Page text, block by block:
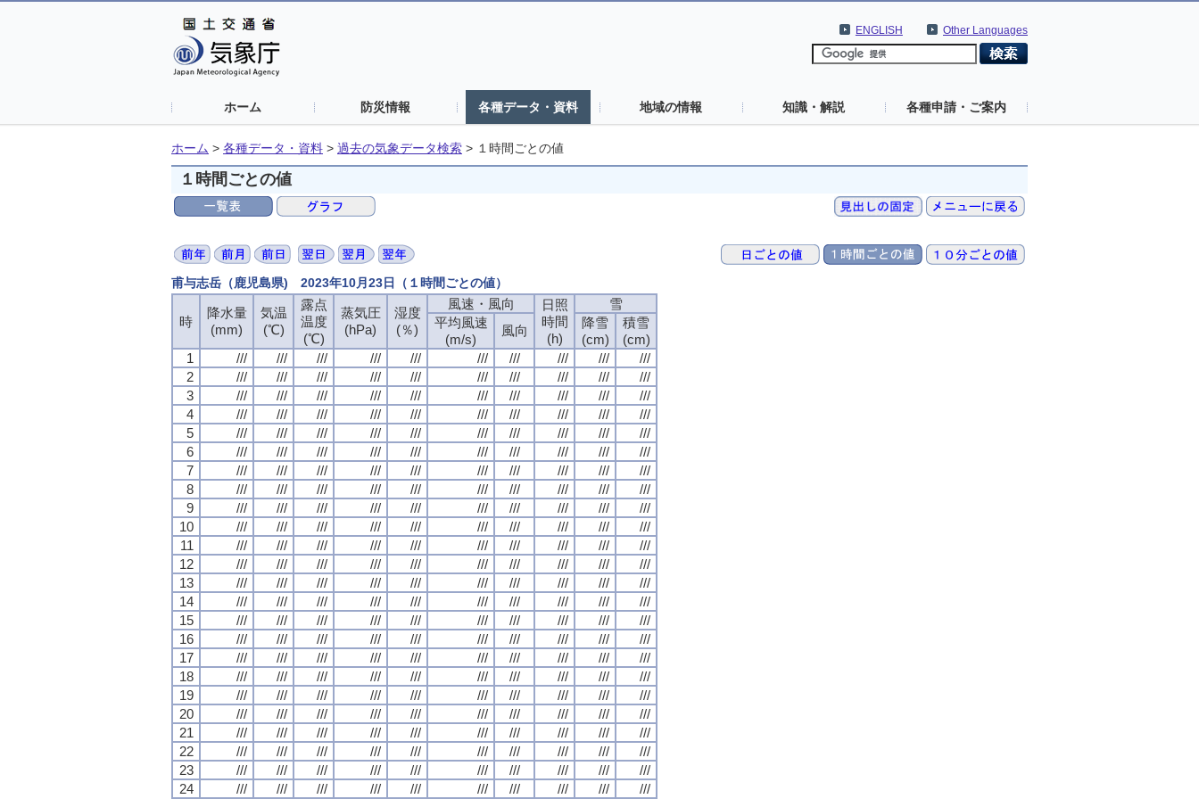
Other Languages
ENGLISH
ホーム 防災情報 各種データ・資料 地域の情報 知識・解説 各種申請・ご案内
ホーム > 各種データ・資料 > 過去の気象データ検索 > １時間ごとの値
１時間ごとの値
甫与志岳（鹿児島県) 2023年10月23日（１時間ごとの値）
時
降水量
(mm)
気温
(℃)
露点
温度
(℃)
蒸気圧
(hPa)
湿度
(％)
風速・風向
日照
時間
(h)
雪
平均風速
(m/s)
風向
降雪
(cm)
積雪
(cm)
1
/// /// /// /// /// /// /// /// ///
///
2
/// /// /// /// /// /// /// /// ///
///
3
/// /// /// /// /// /// /// /// ///
///
4
/// /// /// /// /// /// /// /// ///
///
5
/// /// /// /// /// /// /// /// ///
///
6
/// /// /// /// /// /// /// /// ///
///
7
/// /// /// /// /// /// /// /// ///
///
8
/// /// /// /// /// /// /// /// ///
///
9
/// /// /// /// /// /// /// /// ///
///
10
/// /// /// /// /// /// /// /// ///
///
11
/// /// /// /// /// /// /// /// ///
///
12
/// /// /// /// /// /// /// /// ///
///
13
/// /// /// /// /// /// /// /// ///
///
14
/// /// /// /// /// /// /// /// ///
///
15
/// /// /// /// /// /// /// /// ///
///
16
/// /// /// /// /// /// /// /// ///
///
17
/// /// /// /// /// /// /// /// ///
///
18
/// /// /// /// /// /// /// /// ///
///
19
/// /// /// /// /// /// /// /// ///
///
20
/// /// /// /// /// /// /// /// ///
///
21
/// /// /// /// /// /// /// /// ///
///
22
/// /// /// /// /// /// /// /// ///
///
23
/// /// /// /// /// /// /// /// ///
///
24
/// /// /// /// /// /// /// /// /// ///